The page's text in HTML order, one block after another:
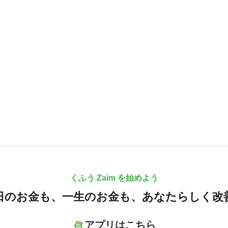
くふう Zaim を始めよう
のお金も、 一生のお金も、 あなたらしく改
アプリはこちら